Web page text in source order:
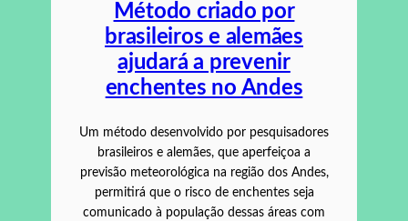
Método criado por
brasileiros e alemães
ajudará a prevenir
enchentes no Andes
Um método desenvolvido por pesquisadores
brasileiros e alemães, que aperfeiçoa a
previsão meteorológica na região dos Andes,
permitirá que o risco de enchentes seja
comunicado à população dessas áreas com